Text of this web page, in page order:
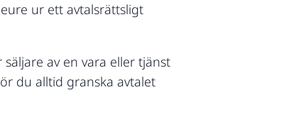
ur ett avtalsrättsligt
av en vara eller tjänst
du alltid granska avtalet